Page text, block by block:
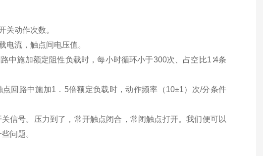
关动作次数。
电流，触点间电压值。
中施加额定阻性负载时，每小时循环小于300次、占空比1∶4条
回路中施加1．5倍额定负载时，动作频率（10±1）次/分条件
信号。压力到了，常开触点闭合，常闭触点打开。我们便可以
问题。